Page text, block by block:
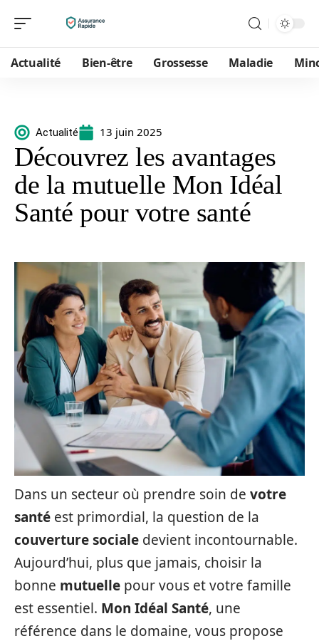
Actualité Bien-être Grossesse Maladie
Actualité 13 juin 2025
Découvrez les avantages
de la mutuelle Mon Idéal
Santé pour votre santé
Dans un secteur où prendre soin de votre
santé est primordial, la question de la
couverture sociale devient incontournable.
Aujourd’hui, plus que jamais, choisir la
bonne mutuelle pour vous et votre famille
est essentiel. Mon Idéal Santé, une
référence dans le domaine, vous propose